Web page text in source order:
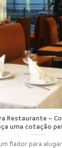
Restaurante –
uma cotação
fiador para